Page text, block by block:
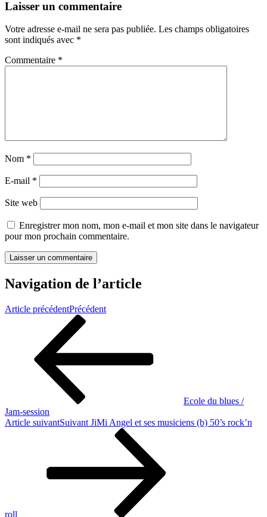
Laisser un commentaire
Votre adresse e-mail ne sera pas publiée. Les champs obligatoires
sont indiqués avec *
Commentaire *
Nom *
E-mail *
Site web
Enregistrer mon nom, mon e-mail et mon site dans le navigateur
pour mon prochain commentaire.
Navigation de l’article
Article précédentPrécédent
Ecole du blues /
Jam-session
Article suivantSuivant JiMi Angel et ses musiciens (b) 50’s rock’n
roll